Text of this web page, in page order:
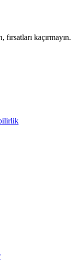
kaçırmayın.